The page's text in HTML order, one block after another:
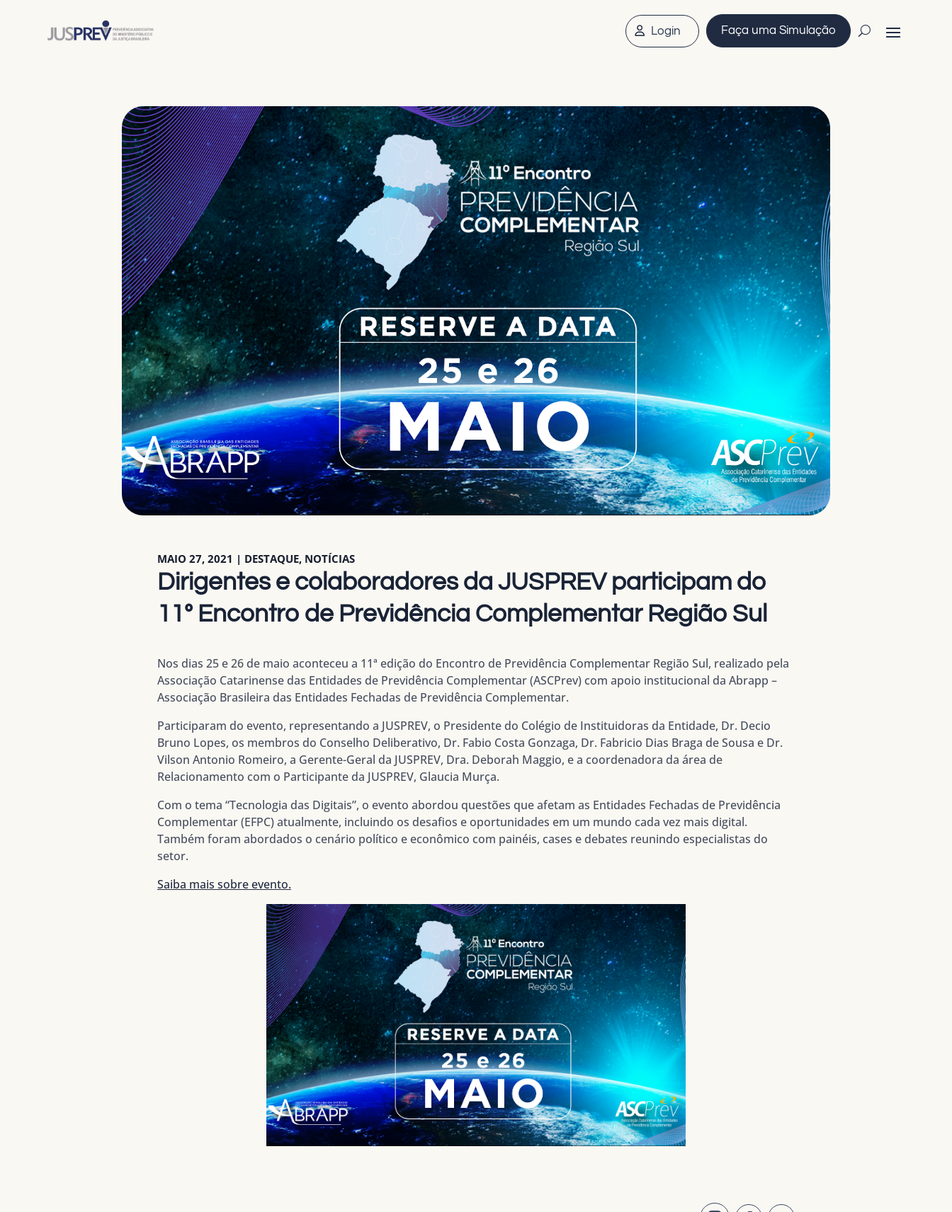
Login Faça uma Simulação
Dirigentes e colaboradores da JUSPREV participam do
11º Encontro de Previdência Complementar Região Sul
MAIO 27, 2021 | DESTAQUE, NOTÍCIAS
Nos dias 25 e 26 de maio aconteceu a 11ª edição do Encontro de Previdência Complementar Região Sul, realizado pela
Associação Catarinense das Entidades de Previdência Complementar (ASCPrev) com apoio institucional da Abrapp –
Associação Brasileira das Entidades Fechadas de Previdência Complementar.
Participaram do evento, representando a JUSPREV, o Presidente do Colégio de Instituidoras da Entidade, Dr. Decio
Bruno Lopes, os membros do Conselho Deliberativo, Dr. Fabio Costa Gonzaga, Dr. Fabricio Dias Braga de Sousa e Dr.
Vilson Antonio Romeiro, a Gerente-Geral da JUSPREV, Dra. Deborah Maggio, e a coordenadora da área de
Relacionamento com o Participante da JUSPREV, Glaucia Murça.
Com o tema “Tecnologia das Digitais”, o evento abordou questões que afetam as Entidades Fechadas de Previdência
Complementar (EFPC) atualmente, incluindo os desafios e oportunidades em um mundo cada vez mais digital.
Também foram abordados o cenário político e econômico com painéis, cases e debates reunindo especialistas do
setor.
Saiba mais sobre evento.